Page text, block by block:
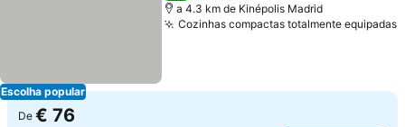
Escolha popular
a 4.3 km de Kinépolis Madrid
Cozinhas compactas totalmente equipadas
De € 76